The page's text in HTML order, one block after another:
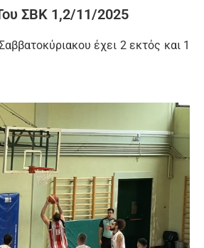
ΣΒΚ 1,2/11/2025
έχει 2 εκτός και 1